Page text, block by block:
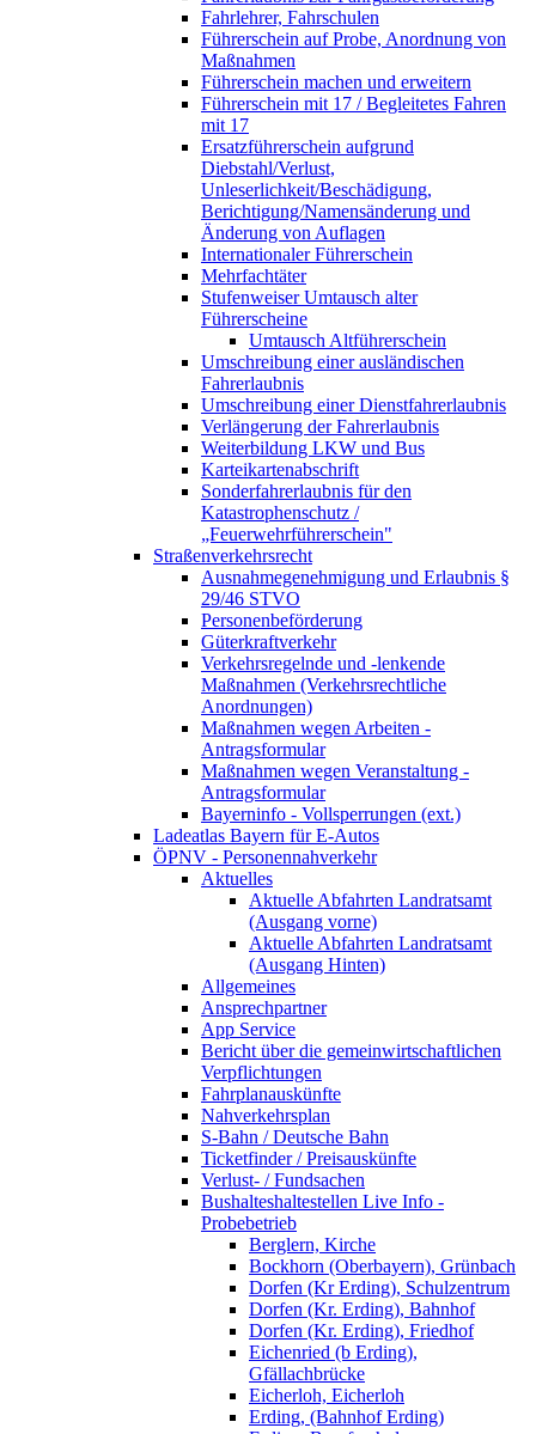
Fahrlehrer, Fahrschulen
Führerschein auf Probe, Anordnung von
Maßnahmen
Führerschein machen und erweitern
Führerschein mit 17 / Begleitetes Fahren
mit 17
Ersatzführerschein aufgrund
Diebstahl/Verlust,
Unleserlichkeit/Beschädigung,
Berichtigung/Namensänderung und
Änderung von Auflagen
Internationaler Führerschein
Mehrfachtäter
Stufenweiser Umtausch alter
Führerscheine
Umtausch Altführerschein
Umschreibung einer ausländischen
Fahrerlaubnis
Umschreibung einer Dienstfahrerlaubnis
Verlängerung der Fahrerlaubnis
Weiterbildung LKW und Bus
Karteikartenabschrift
Sonderfahrerlaubnis für den
Katastrophenschutz /
„Feuerwehrführerschein"
Straßenverkehrsrecht
Ausnahmegenehmigung und Erlaubnis §
29/46 STVO
Personenbeförderung
Güterkraftverkehr
Verkehrsregelnde und -lenkende
Maßnahmen (Verkehrsrechtliche
Anordnungen)
Maßnahmen wegen Arbeiten -
Antragsformular
Maßnahmen wegen Veranstaltung -
Antragsformular
Bayerninfo - Vollsperrungen (ext.)
Ladeatlas Bayern für E-Autos
ÖPNV - Personennahverkehr
Aktuelles
Aktuelle Abfahrten Landratsamt
(Ausgang vorne)
Aktuelle Abfahrten Landratsamt
(Ausgang Hinten)
Allgemeines
Ansprechpartner
App Service
Bericht über die gemeinwirtschaftlichen
Verpflichtungen
Fahrplanauskünfte
Nahverkehrsplan
S-Bahn / Deutsche Bahn
Ticketfinder / Preisauskünfte
Verlust- / Fundsachen
Bushalteshaltestellen Live Info -
Probebetrieb
Berglern, Kirche
Bockhorn (Oberbayern), Grünbach
Dorfen (Kr Erding), Schulzentrum
Dorfen (Kr. Erding), Bahnhof
Dorfen (Kr. Erding), Friedhof
Eichenried (b Erding),
Gfällachbrücke
Eicherloh, Eicherloh
Erding, (Bahnhof Erding)